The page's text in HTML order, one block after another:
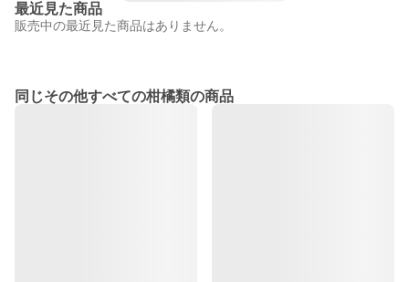
最近見た商品
販売中の最近見た商品はありません。
同じその他すべての柑橘類の商品